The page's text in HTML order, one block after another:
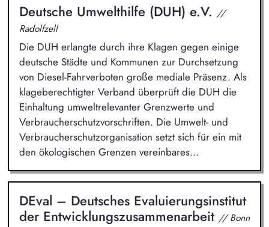
Deutsche Umwelthilfe (DUH) e.V. //
Radolfzell
Die DUH erlangte durch ihre Klagen gegen einige
deutsche Städte und Kommunen zur Durchsetzung
von Diesel-Fahrverboten große mediale Präsenz. Als
klageberechtigter Verband überprüft die DUH die
Einhaltung umweltrelevanter Grenzwerte und
Verbraucherschutzvorschriften. Die Umwelt- und
Verbraucherschutzorganisation setzt sich für ein mit
den ökologischen Grenzen vereinbares...
DEval – Deutsches Evaluierungsinstitut
der Entwicklungszusammenarbeit // Bonn